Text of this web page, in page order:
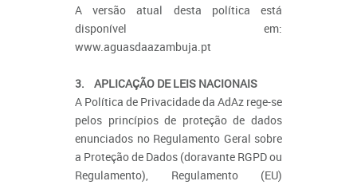
A versão atual desta política está
disponível em:
www.aguasdaazambuja.pt
3. APLICAÇÃO DE LEIS NACIONAIS
A Política de Privacidade da AdAz rege-se
pelos princípios de proteção de dados
enunciados no Regulamento Geral sobre
a Proteção de Dados (doravante RGPD ou
Regulamento), Regulamento (EU)